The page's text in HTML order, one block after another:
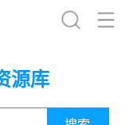
源库